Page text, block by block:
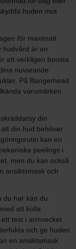
huden mot
för maximalt
hudvård är en
att verkligen boosta
nuvarande
På Bangerhead
varumärken
din
din hud behöver
kan en
peelings i
men du kan också
ansiktsmask och
du har kan du
att kolla
test i armvecket
och ge huden
en ansiktsmask